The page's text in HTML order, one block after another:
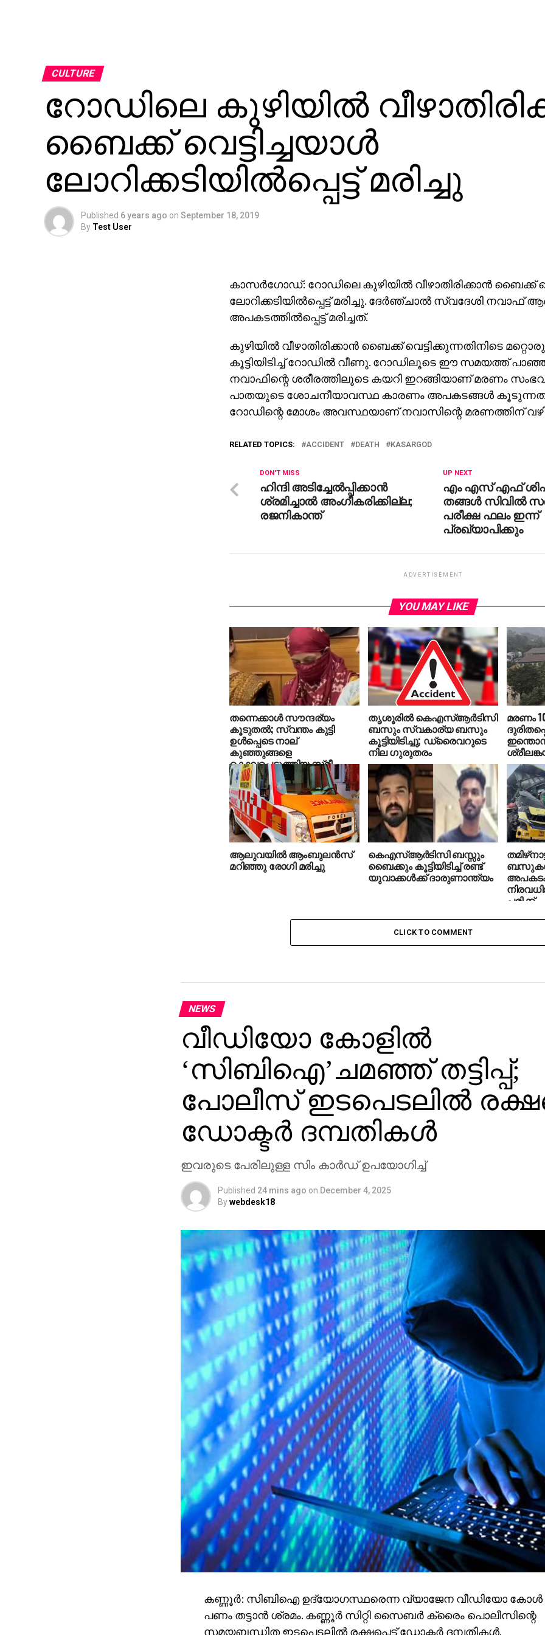
CULTURE
റോഡിലെ കുഴിയില്‍
ബൈക്ക് വെട്ടിച്ചയാള്‍
ലോറിക്കടിയില്‍പ്പെട്ട് മരിച്ചു
Published 6 years ago on September 18, 2019
By Test User
കാസര്‍ഗോഡ്: റോഡിലെ കുഴിയില്‍ വീഴാതിരിക്കാന്‍ ബൈക്ക്
ലോറിക്കടിയില്‍പ്പെട്ട് മരിച്ചു. ദേര്‍ഞ്ചാല്‍ സ്വദേശി നവാഫ്
അപകടത്തില്‍പ്പെട്ട് മരിച്ചത്.
കുഴിയില്‍ വീഴാതിരിക്കാന്‍ ബൈക്ക് വെട്ടിക്കുന്നതിനിടെ
കൂട്ടിയിടിച്ച് റോഡില്‍ വീണു. റോഡിലൂടെ ഈ സമയത്ത്
നവാഫിന്റെ ശരീരത്തിലൂടെ കയറി ഇറങ്ങിയാണ് മരണം
പാതയുടെ ശോചനീയാവസ്ഥ കാരണം അപകടങ്ങള്‍
റോഡിന്റെ മോശം അവസ്ഥയാണ് നവാസിന്റെ മരണത്തിന്
RELATED TOPICS: ACCIDENT DEATH KASARGOD
UP NEXT
എം എസ് എഫ്
തങ്ങള്‍ സിവില്‍
പരീക്ഷ ഫലം ഇന്ന്
പ്രഖ്യാപിക്കും
DON'T MISS
ഹിന്ദി അടിച്ചേല്‍പ്പിക്കാന്‍
ശ്രമിച്ചാല്‍ അംഗീകരിക്കില്ല;
രജനികാന്ത്
ADVERTISEMENT
YOU MAY LIKE
തന്നെക്കാള്‍ സൗന്ദര്യം
കൂടുതല്‍; സ്വന്തം കുട്ടി
ഉള്‍പ്പെടെ നാല്
കുഞ്ഞുങ്ങളെ
കൊലപ്പെടുത്തിയ സ്ത്രീ
അറസ്റ്റില്‍
തൃശൂരില്‍ കെഎസ്ആര്‍ടിസി
ബസും സ്വകാര്യ ബസും
കൂട്ടിയിടിച്ചു; ഡ്രൈവറുടെ
നില ഗുരുതരം
മരണം
ആലുവയില്‍ ആംബുലന്‍സ്
മറിഞ്ഞു രോഗി മരിച്ചു
കെഎസ്ആര്‍ടിസി ബസ്സും
ബൈക്കും കൂട്ടിയിടിച്ച് രണ്ട്
യുവാക്കള്‍ക്ക് ദാരുണാന്ത്യം
ബസുകള്‍
പരിക്ക്
CLICK TO COMMENT
NEWS
വീഡിയോ കോളില്‍
‘സിബിഐ’ചമഞ്ഞ് തട്ടിപ്പ്;
പോലീസ് ഇടപെടലില്‍
ഡോക്ടര്‍ ദമ്പതികള്‍
ഇവരുടെ പേരിലുള്ള സിം കാര്‍ഡ് ഉപയോഗിച്ച്
Published 24 mins ago on December 4, 2025
Bywebdesk18
കണ്ണൂര്‍: സിബിഐ ഉദ്യോഗസ്ഥരെന്ന വ്യാജേന വീഡിയോ
പണം തട്ടാന്‍ ശ്രമം. കണ്ണൂര്‍ സിറ്റി സൈബര്‍ ക്രൈം പൊലീസിന്റെ
സമയബന്ധിത ഇടപെടലില്‍ രക്ഷപ്പെട്ട് ഡോക്ടര്‍ ദമ്പതികള്‍.